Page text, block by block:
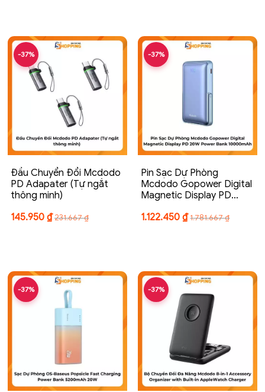
-37%
Đầu Chuyển Đổi Mcdodo
PD Adapater (Tự ngắt
thông minh)
145.950 ₫231.667₫
-37%
Pin Sạc Dự Phòng
Mcdodo Gopower Digital
Magnetic Display PD…
1.122.450₫1.781.667₫
-37% -37%